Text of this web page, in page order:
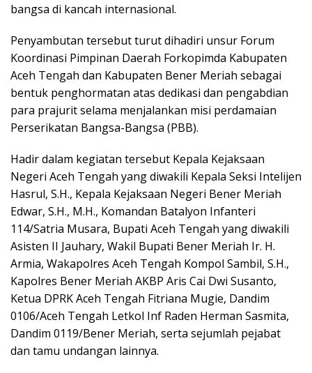
bangsa di kancah internasional.
Penyambutan tersebut turut dihadiri unsur Forum
Koordinasi Pimpinan Daerah Forkopimda Kabupaten
Aceh Tengah dan Kabupaten Bener Meriah sebagai
bentuk penghormatan atas dedikasi dan pengabdian
para prajurit selama menjalankan misi perdamaian
Perserikatan Bangsa-Bangsa (PBB).
Hadir dalam kegiatan tersebut Kepala Kejaksaan
Negeri Aceh Tengah yang diwakili Kepala Seksi Intelijen
Hasrul, S.H., Kepala Kejaksaan Negeri Bener Meriah
Edwar, S.H., M.H., Komandan Batalyon Infanteri
114/Satria Musara, Bupati Aceh Tengah yang diwakili
Asisten II Jauhary, Wakil Bupati Bener Meriah Ir. H.
Armia, Wakapolres Aceh Tengah Kompol Sambil, S.H.,
Kapolres Bener Meriah AKBP Aris Cai Dwi Susanto,
Ketua DPRK Aceh Tengah Fitriana Mugie, Dandim
0106/Aceh Tengah Letkol Inf Raden Herman Sasmita,
Dandim 0119/Bener Meriah, serta sejumlah pejabat
dan tamu undangan lainnya.